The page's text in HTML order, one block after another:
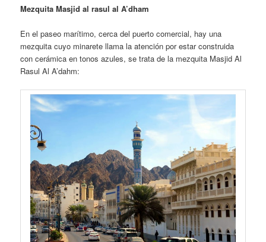
Mezquita Masjid al rasul al A’dham
En el paseo marítimo, cerca del puerto comercial, hay una
mezquita cuyo minarete llama la atención por estar construida
con cerámica en tonos azules, se trata de la mezquita Masjid Al
Rasul Al A’dahm: